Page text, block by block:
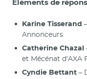
Eléments de
Karine Tisserand
Annonceurs
Catherine Chazal
et Mécénat d’AXA
Cyndie Bettant –